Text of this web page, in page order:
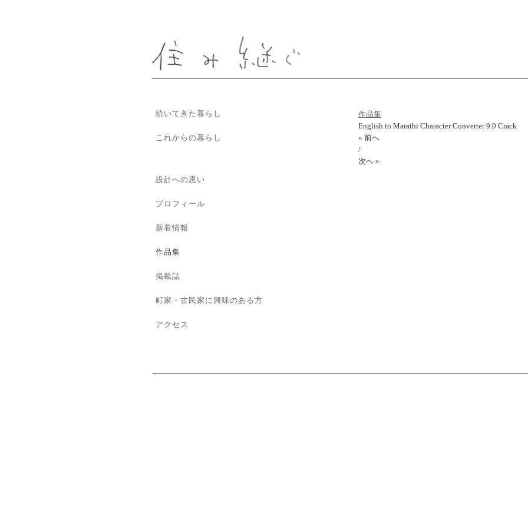
続いてきた暮らし
これからの暮らし
設計への思い
プロフィール
新着情報
作品集
掲載誌
町家・古民家に興味のある方
アクセス
作品集
English to Marathi Character Converter 9.0 Crack
« 前へ
/
次へ »